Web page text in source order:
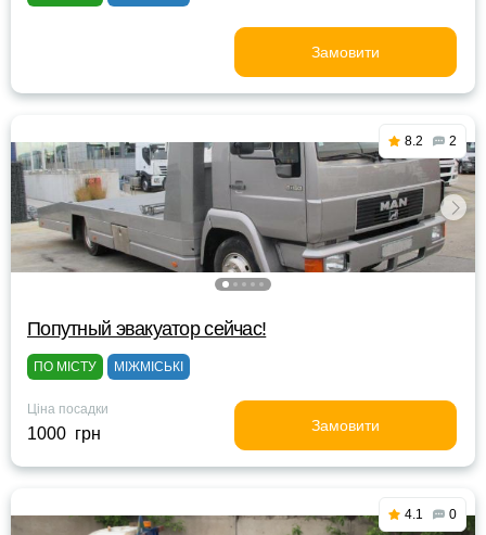
Замовити
8.2 2
Попутный эвакуатор сейчас!
ПО МІСТУ МІЖМІСЬКІ
Ціна посадки
1000 грн Замовити
4.1 0